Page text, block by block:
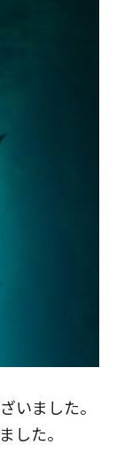
いました。
した。